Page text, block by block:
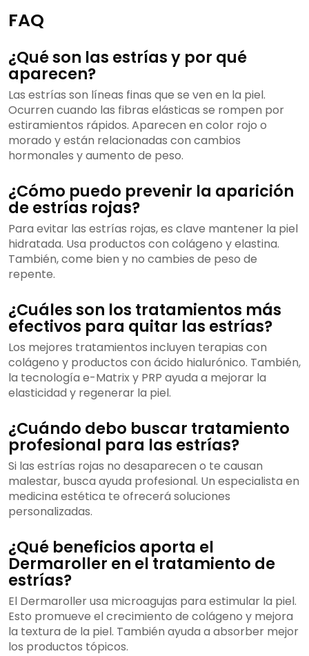
FAQ
¿Qué son las estrías y por qué
aparecen?
Las estrías son líneas finas que se ven en la piel.
Ocurren cuando las fibras elásticas se rompen por
estiramientos rápidos. Aparecen en color rojo o
morado y están relacionadas con cambios
hormonales y aumento de peso.
¿Cómo puedo prevenir la aparición
de estrías rojas?
Para evitar las estrías rojas, es clave mantener la piel
hidratada. Usa productos con colágeno y elastina.
También, come bien y no cambies de peso de
repente.
¿Cuáles son los tratamientos más
efectivos para quitar las estrías?
Los mejores tratamientos incluyen terapias con
colágeno y productos con ácido hialurónico. También,
la tecnología e-Matrix y PRP ayuda a mejorar la
elasticidad y regenerar la piel.
¿Cuándo debo buscar tratamiento
profesional para las estrías?
Si las estrías rojas no desaparecen o te causan
malestar, busca ayuda profesional. Un especialista en
medicina estética te ofrecerá soluciones
personalizadas.
¿Qué beneficios aporta el
Dermaroller en el tratamiento de
estrías?
El Dermaroller usa microagujas para estimular la piel.
Esto promueve el crecimiento de colágeno y mejora
la textura de la piel. También ayuda a absorber mejor
los productos tópicos.